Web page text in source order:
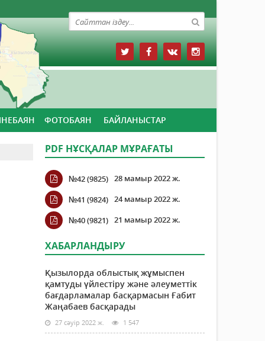
ФОТОБАЯН БАЙЛАНЫСТАР
PDF НҰСҚАЛАР МҰРАҒАТЫ
№42 (9825) 28 мамыр 2022 ж.
№41 (9824) 24 мамыр 2022 ж.
№40 (9821) 21 мамыр 2022 ж.
ХАБАРЛАНДЫРУ
Қызылорда облыстық жұмыспен
қамтуды үйлестіру және әлеуметтік
бағдарламалар басқармасын Ғабит
Жаңабаев басқарады
27 сәуір 2022 ж. 1 547